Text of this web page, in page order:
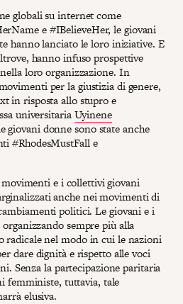
globali su internet come
e #IBelieveHer, le giovani
hanno lanciato le loro iniziative. E
hanno infuso prospettive
loro organizzazione. In
per la giustizia di genere,
in risposta allo stupro e
universitariaUyinene
giovani donne sono state anche
#RhodesMustFall e
e i collettivi giovani
anche nei movimenti di
politici. Le giovani e i
sempre più alla
radicale nel modo in cui le nazioni
dare dignità e rispetto alle voci
Senza la partecipazione paritaria
femministe, tuttavia, tale
elusiva.